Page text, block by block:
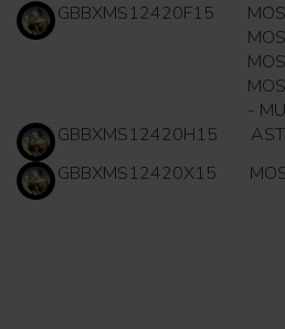
GBBXMS12420F15
-
GBBXMS12420H15
GBBXMS12420X15